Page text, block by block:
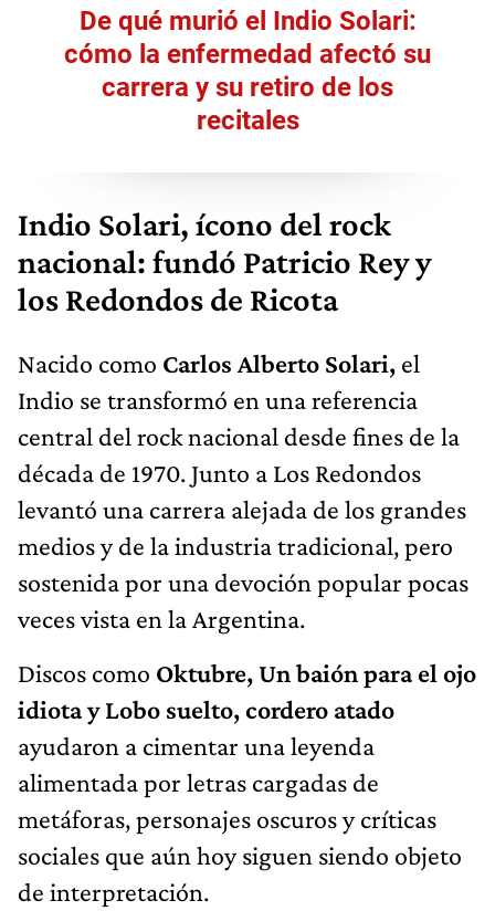
De qué murió el Indio Solari:
cómo la enfermedad afectó su
carrera y su retiro de los
recitales
Indio Solari, ícono del rock
nacional: fundó Patricio Rey y
los Redondos de Ricota
Nacido como Carlos Alberto Solari, el
Indio se transformó en una referencia
central del rock nacional desde fines de la
década de 1970. Junto a Los Redondos
levantó una carrera alejada de los grandes
medios y de la industria tradicional, pero
sostenida por una devoción popular pocas
veces vista en la Argentina.
Discos como Oktubre, Un baión para el ojo
idiota y Lobo suelto, cordero atado
ayudaron a cimentar una leyenda
alimentada por letras cargadas de
metáforas, personajes oscuros y críticas
sociales que aún hoy siguen siendo objeto
de interpretación.